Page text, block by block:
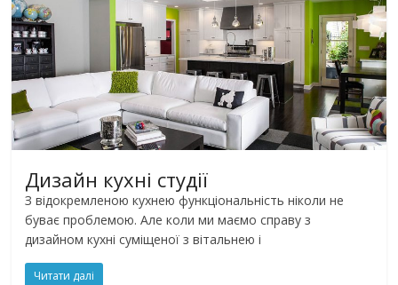
Дизайн кухні студії
З відокремленою кухнею функціональність ніколи не
буває проблемою. Але коли ми маємо справу з
дизайном кухні суміщеної з вітальнею і
Читати далі